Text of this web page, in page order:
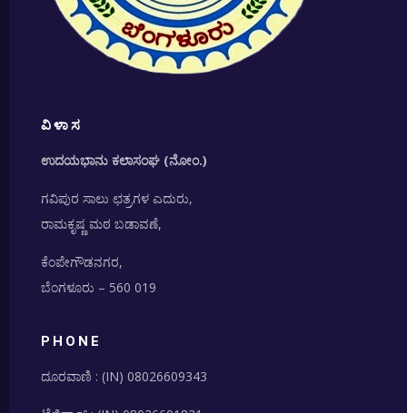
ವಿಳಾಸ
ಉದಯಭಾನು ಕಲಾಸಂಘ (ನೋಂ.)
ಗವಿಪುರ ಸಾಲು ಛತ್ರಗಳ ಎದುರು,
ರಾಮಕೃಷ್ಣ ಮಠ ಬಡಾವಣೆ,
ಕೆಂಪೇಗೌಡನಗರ,
ಬೆಂಗಳೂರು – 560 019
PHONE
ದೂರವಾಣಿ : (IN) 08026609343